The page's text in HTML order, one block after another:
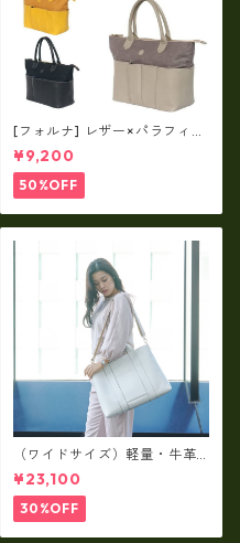
[フォルナ] レザー×パラフィン
筒型2way シュリンクレザー×
79Aパラフィン トートL fo-2
59632
¥9,200
50%OFF
（ワイドサイズ）軽量・牛革
製品・2WAYヌメ革トートバッ
グ（A3サイズ/日本製）(高収
納）ir-02G
¥23,100
30%OFF